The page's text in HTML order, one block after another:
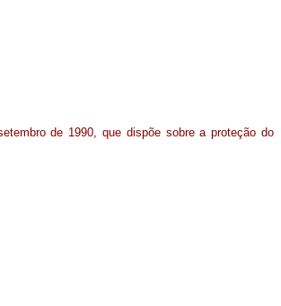
de 1990, que dispõe sobre a proteção do